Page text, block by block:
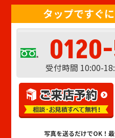
タップですぐ
受付時間 10:00-
写真を送るだけでOK！